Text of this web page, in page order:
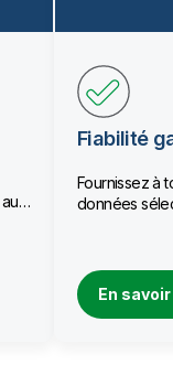
Fiabilité
Fournissez à
données
En